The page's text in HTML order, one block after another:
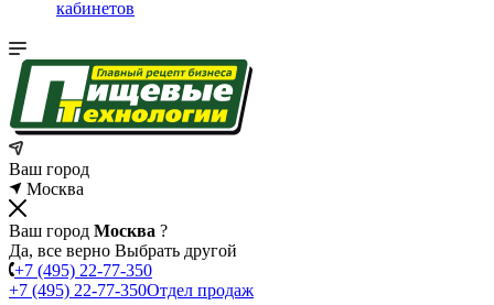
кабинетов
Ваш город
Москва
Ваш город Москва ?
Да, все верно Выбрать другой
+7 (495) 22-77-350
+7 (495) 22-77-350Отдел продаж